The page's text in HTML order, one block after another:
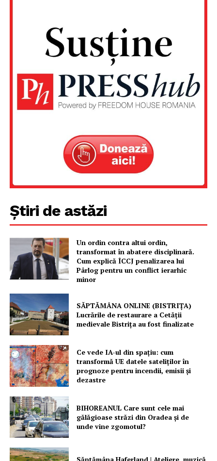
Știri de astăzi
Un ordin contra altui ordin,
transformat în abatere disciplinară.
Cum explică ÎCCJ penalizarea lui
Pârlog pentru un conflict ierarhic
minor
SĂPTĂMÂNA ONLINE (BISTRIȚA)
Lucrările de restaurare a Cetăţii
medievale Bistriţa au fost finalizate
Ce vede IA-ul din spațiu: cum
transformă UE datele sateliților în
prognoze pentru incendii, emisii și
dezastre
BIHOREANUL Care sunt cele mai
gălăgioase străzi din Oradea și de
unde vine zgomotul?
Săptămâna Haferland | Ateliere, muzică